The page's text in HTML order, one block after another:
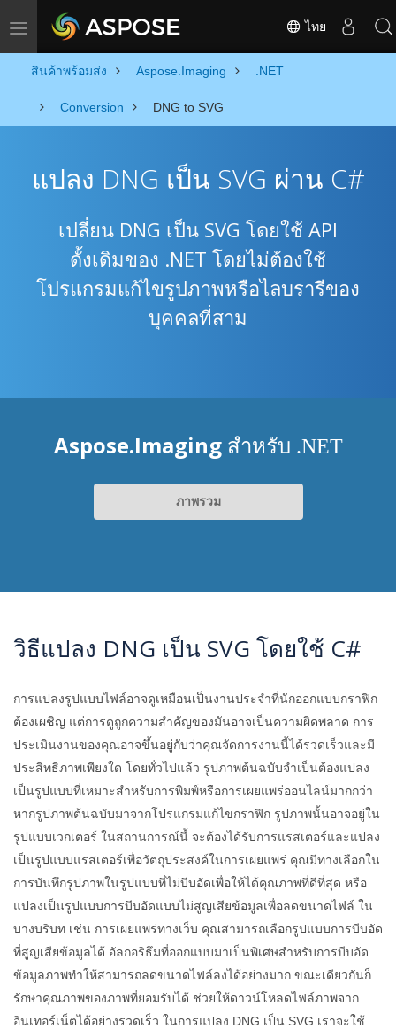
Toggle navigation ไทย
สินค้าพร้อมส่ง Aspose.Imaging .NET
Conversion DNG to SVG
แปลง DNG เป็น SVG ผ่าน C#
เปลี่ยน DNG เป็น SVG โดยใช้ API
ดั้งเดิมของ .NET โดยไม่ต้องใช้
โปรแกรมแก้ไขรูปภาพหรือไลบรารีของ
บุคคลที่สาม
Aspose.Imaging สำหรับ .NET
ภาพรวม
วิธีแปลง DNG เป็น SVG โดยใช้ C#
การแปลงรูปแบบไฟล์อาจดูเหมือนเป็นงานประจำที่นักออกแบบกราฟิก
ต้องเผชิญ แต่การดูถูกความสำคัญของมันอาจเป็นความผิดพลาด การ
ประเมินงานของคุณอาจขึ้นอยู่กับว่าคุณจัดการงานนี้ได้รวดเร็วและมี
ประสิทธิภาพเพียงใด โดยทั่วไปแล้ว รูปภาพต้นฉบับจำเป็นต้องแปลง
เป็นรูปแบบที่เหมาะสำหรับการพิมพ์หรือการเผยแพร่ออนไลน์มากกว่า
หากรูปภาพต้นฉบับมาจากโปรแกรมแก้ไขกราฟิก รูปภาพนั้นอาจอยู่ใน
รูปแบบเวกเตอร์ ในสถานการณ์นี้ จะต้องได้รับการแรสเตอร์และแปลง
เป็นรูปแบบแรสเตอร์เพื่อวัตถุประสงค์ในการเผยแพร่ คุณมีทางเลือกใน
การบันทึกรูปภาพในรูปแบบที่ไม่บีบอัดเพื่อให้ได้คุณภาพที่ดีที่สุด หรือ
แปลงเป็นรูปแบบการบีบอัดแบบไม่สูญเสียข้อมูลเพื่อลดขนาดไฟล์ ใน
บางบริบท เช่น การเผยแพร่ทางเว็บ คุณสามารถเลือกรูปแบบการบีบอัด
ที่สูญเสียข้อมูลได้ อัลกอริธึมที่ออกแบบมาเป็นพิเศษสำหรับการบีบอัด
ข้อมูลภาพทำให้สามารถลดขนาดไฟล์ลงได้อย่างมาก ขณะเดียวกันก็
รักษาคุณภาพของภาพที่ยอมรับได้ ช่วยให้ดาวน์โหลดไฟล์ภาพจาก
อินเทอร์เน็ตได้อย่างรวดเร็ว ในการแปลง DNG เป็น SVG เราจะใช้